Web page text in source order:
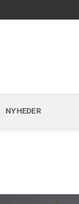
NYHEDER